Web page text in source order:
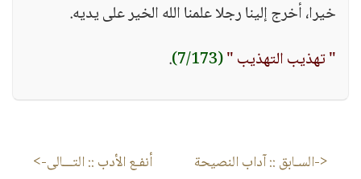
خيرا، أخرج إلينا رجلا علمنا الله الخير على يديه.
" تهذيب التهذيب "(7/173)
.
<-السـابق ::آداب النصيحة أنفـع الأدب :: التـــالى->